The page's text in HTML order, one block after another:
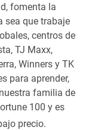
fomenta la
sea que trabaje
centros de
TJ Maxx,
Winners y TK
para aprender,
familia de
100 y es
precio.